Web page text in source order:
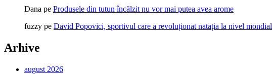
Dana pe Produsele din tutun încălzit nu vor mai putea avea arome
fuzzy pe David Popovici, sportivul care a revoluționat natația la nivel mondial
Arhive
august 2026